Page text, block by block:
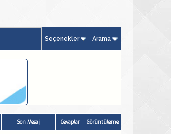
Seçenekler Arama
Son Mesaj Cevaplar Görüntüleme